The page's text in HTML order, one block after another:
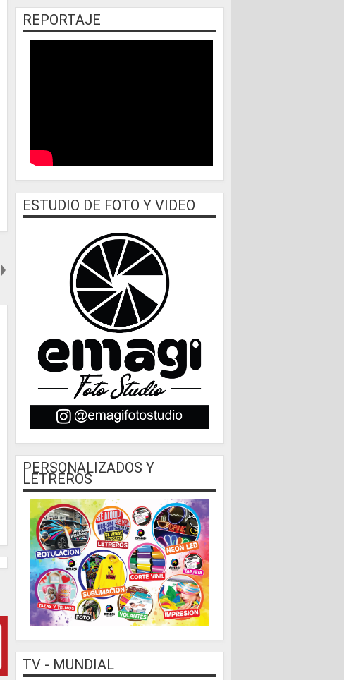
REPORTAJE
ESTUDIO DE FOTO Y VIDEO
PERSONALIZADOS Y
LETREROS
TV - MUNDIAL